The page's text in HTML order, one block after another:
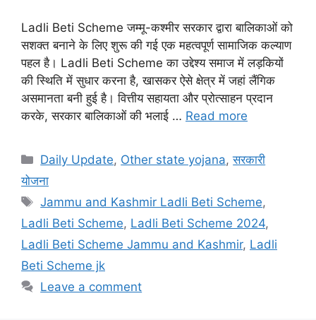
Ladli Beti Scheme जम्मू-कश्मीर सरकार द्वारा बालिकाओं को
सशक्त बनाने के लिए शुरू की गई एक महत्वपूर्ण सामाजिक कल्याण
पहल है। Ladli Beti Scheme का उद्देश्य समाज में लड़कियों
की स्थिति में सुधार करना है, खासकर ऐसे क्षेत्र में जहां लैंगिक
असमानता बनी हुई है। वित्तीय सहायता और प्रोत्साहन प्रदान
करके, सरकार बालिकाओं की भलाई … Read more
Categories
Daily Update, Other state yojana,सरकारी
योजना
Tags
Jammu and Kashmir Ladli Beti Scheme,
Ladli Beti Scheme, Ladli Beti Scheme 2024,
Ladli Beti Scheme Jammu and Kashmir, Ladli
Beti Scheme jk
Leave a comment